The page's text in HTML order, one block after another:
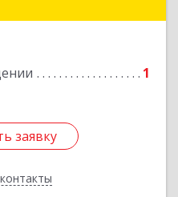
1
заявку
заявку